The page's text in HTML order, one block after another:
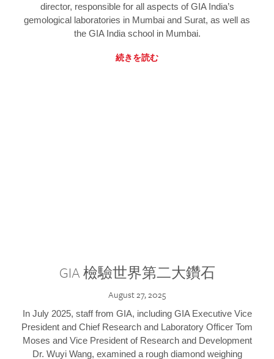
director, responsible for all aspects of GIA India’s
gemological laboratories in Mumbai and Surat, as well as
the GIA India school in Mumbai.
続きを読む
GIA 檢驗世界第二大鑽石
August 27, 2025
In July 2025, staff from GIA, including GIA Executive Vice
President and Chief Research and Laboratory Officer Tom
Moses and Vice President of Research and Development
Dr. Wuyi Wang, examined a rough diamond weighing